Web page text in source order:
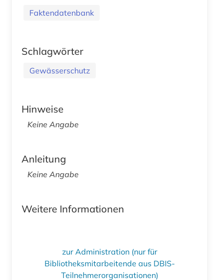
Faktendatenbank
Schlagwörter
Gewässerschutz
Hinweise
Keine Angabe
Anleitung
Keine Angabe
Weitere Informationen
zur Administration (nur für
Bibliotheksmitarbeitende aus DBIS-
Teilnehmerorganisationen)